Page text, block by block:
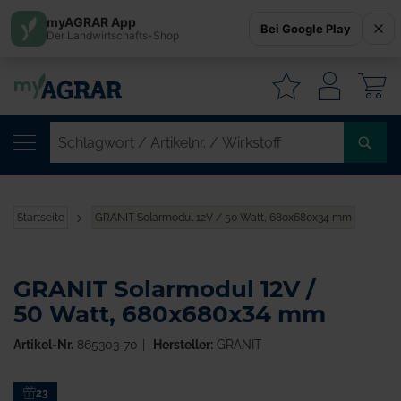
Startseite GRANIT Solarmodul 12V / 50 Watt, 680x680x34 mm
Zum23
GRANIT Solarmodul 12V /
50 Watt, 680x680x34 mm
Artikel-Nr. 865303-70 Hersteller:GRANIT
myAGRAR App
Der Landwirtschafts-Shop Bei Google Play